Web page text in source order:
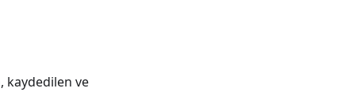
kaydedilen ve